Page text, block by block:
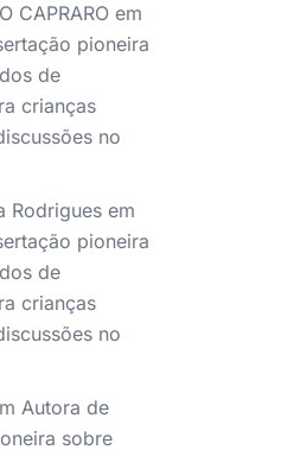
CAPRAROem
pioneira
de
crianças
no
Rodriguesem
pioneira
de
crianças
no
Autora de
sobre